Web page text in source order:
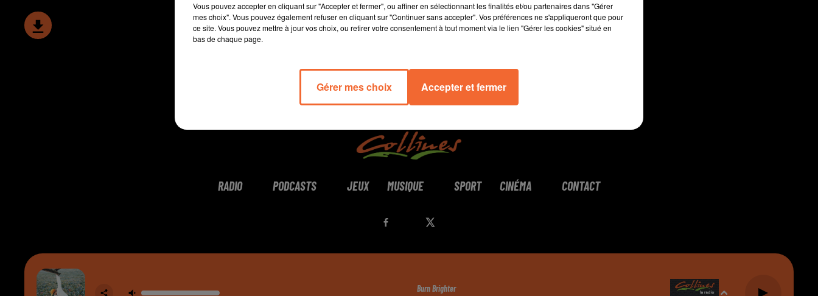
RADIO PODCASTS JEUX MUSIQUE SPORT CINÉMA CONTACT
Burn Brighter
Vous pouvez accepter en cliquant sur "Accepter et fermer", ou affiner en sélectionnant les finalités et/ou partenaires dans "Gérer
mes choix". Vous pouvez également refuser en cliquant sur "Continuer sans accepter". Vos préférences ne s'appliqueront que pour
ce site. Vous pouvez mettre à jour vos choix, ou retirer votre consentement à tout moment via le lien "Gérer les cookies" situé en
bas de chaque page.
Gérer mes choix Accepter et fermer